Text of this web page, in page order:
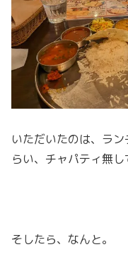
いただいたのは、ラ
らい、チャパティ無し
そしたら、なんと。